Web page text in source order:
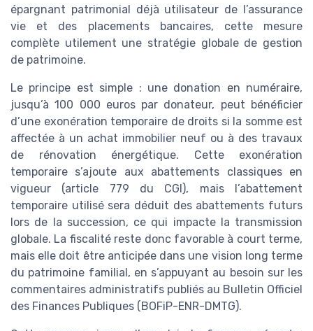
épargnant patrimonial déjà utilisateur de l’assurance
vie et des placements bancaires, cette mesure
complète utilement une stratégie globale de gestion
de patrimoine.
Le principe est simple : une donation en numéraire,
jusqu’à 100 000 euros par donateur, peut bénéficier
d’une exonération temporaire de droits si la somme est
affectée à un achat immobilier neuf ou à des travaux
de rénovation énergétique. Cette exonération
temporaire s’ajoute aux abattements classiques en
vigueur (article 779 du CGI), mais l’abattement
temporaire utilisé sera déduit des abattements futurs
lors de la succession, ce qui impacte la transmission
globale. La fiscalité reste donc favorable à court terme,
mais elle doit être anticipée dans une vision long terme
du patrimoine familial, en s’appuyant au besoin sur les
commentaires administratifs publiés au Bulletin Officiel
des Finances Publiques (BOFiP-ENR-DMTG).